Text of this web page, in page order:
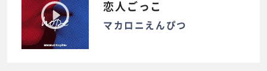
恋人ごっこ
マカロニえんぴつ